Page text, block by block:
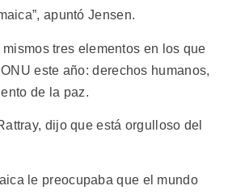
apuntó Jensen.
tres elementos en los que
este año: derechos humanos,
de la paz.
dijo que está orgulloso del
le preocupaba que el mundo